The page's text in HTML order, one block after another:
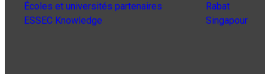
Écoles et universités partenaires
ESSEC Knowledge
Rabat
Singapour